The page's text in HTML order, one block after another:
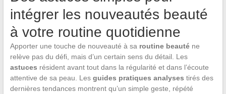
intégrer les nouveautés beauté
à votre routine quotidienne
Apporter une touche de nouveauté à sa routine beauténe
relève pas du défi, mais d’un certain sens du détail. Les
astuces résident avant tout dans la régularité et dans l’écoute
attentive de sa peau. Les guides pratiques analyses tirés des
dernières tendances montrent qu’un simple geste, répété